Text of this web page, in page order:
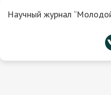
Научный журнал